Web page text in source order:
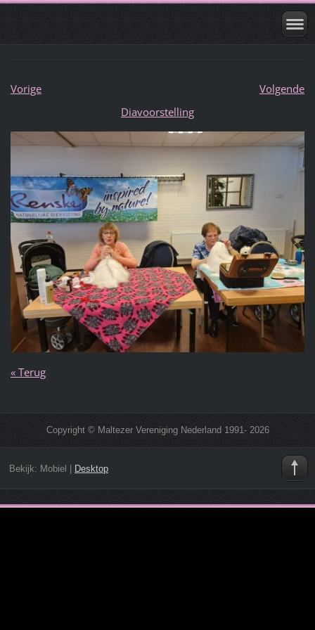
Vorige
Volgende
Diavoorstelling
« Terug
Copyright © Maltezer Vereniging Nederland 1991- 2026
Bekijk: Mobiel Desktop